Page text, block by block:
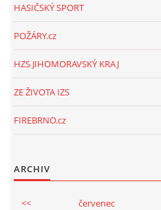
HASIČSKÝ SPORT
POŽÁRY.cz
HZS JIHOMORAVSKÝ KRAJ
ZE ŽIVOTA IZS
FIREBRNO.cz
ARCHIV
<< červenec